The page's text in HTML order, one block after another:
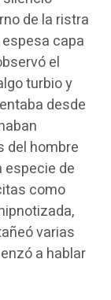
de la ristra
capa
el
turbio y
desde
del hombre
especie de
como
varias
a hablar